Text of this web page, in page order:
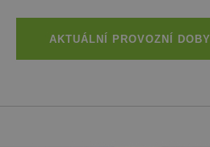
AKTUÁLNÍ PROVOZNÍ DOBY